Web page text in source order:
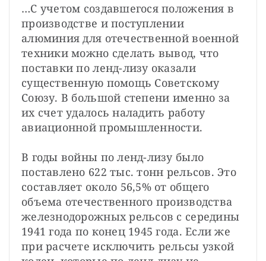
…С учетом создавшегося положения в
производстве и поступлении
алюминия для отечественной военной
техники можно сделать вывод, что
поставки по ленд-лизу оказали
существенную помощь Советскому
Союзу. В большой степени именно за
их счет удалось наладить работу
авиационной промышленности.
В годы войны по ленд-лизу было
поставлено 622 тыс. тонн рельсов. Это
составляет около 56,5% от общего
объема отечественного производства
железнодорожных рельсов с середины
1941 года по конец 1945 года. Если же
при расчете исключить рельсы узкой